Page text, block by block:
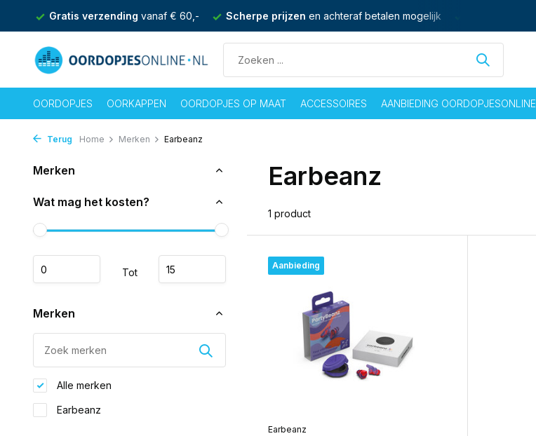
Gratis verzending vanaf € 60,- Scherpe prijzen en achteraf betalen mogelijk
OORDOPJES OORKAPPEN OORDOPJES OP MAAT ACCESSOIRES AANBIEDING OORDOPJESONLINE
Terug Home Merken Earbeanz
Merken
Wat mag het kosten?
Tot
Merken
Alle merken
Earbeanz
Earbeanz
1 product
Aanbieding
Earbeanz